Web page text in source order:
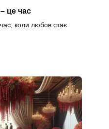
це час
коли любов стає